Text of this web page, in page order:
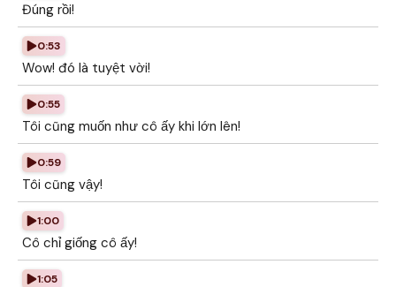
Đúng rồi!
0:53
Wow! đó là tuyệt vời!
0:55
Tôi cũng muốn như cô ấy khi lớn lên!
0:59
Tôi cũng vậy!
1:00
Cô chỉ giống cô ấy!
1:05